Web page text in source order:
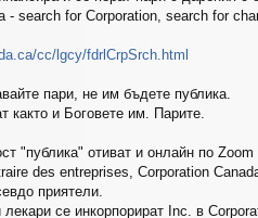
- search for Corporation, search for
cc/lgcy/fdrlCrpSrch.html
пари, не им бъдете публика.
както и Боговете им. Парите.
"публика" отиват и онлайн по Zoom
des entreprises, Corporation
приятели.
лекари се инкорпорират Inc. в